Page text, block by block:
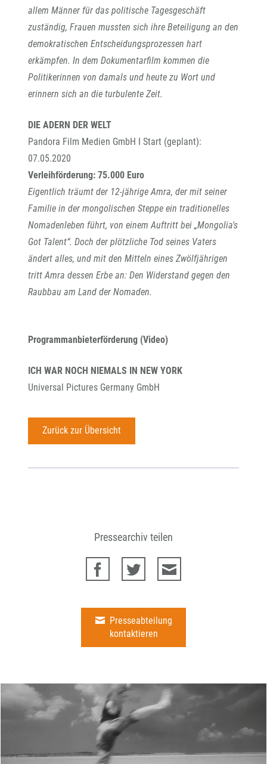
allem Männer für das politische Tagesgeschäft
zuständig, Frauen mussten sich ihre Beteiligung an den
demokratischen Entscheidungsprozessen hart
erkämpfen. In dem Dokumentarfilm kommen die
Politikerinnen von damals und heute zu Wort und
erinnern sich an die turbulente Zeit.
DIE ADERN DER WELT
Pandora Film Medien GmbH I Start (geplant):
07.05.2020
Verleihförderung: 75.000 Euro
Eigentlich träumt der 12-jährige Amra, der mit seiner
Familie in der mongolischen Steppe ein traditionelles
Nomadenleben führt, von einem Auftritt bei „Mongolia's
Got Talent“. Doch der plötzliche Tod seines Vaters
ändert alles, und mit den Mitteln eines Zwölfjährigen
tritt Amra dessen Erbe an: Den Widerstand gegen den
Raubbau am Land der Nomaden.
Programmanbieterförderung (Video)
ICH WAR NOCH NIEMALS IN NEW YORK
Universal Pictures Germany GmbH
Zurück zur Übersicht
Pressearchiv teilen
Presseabteilung
kontaktieren